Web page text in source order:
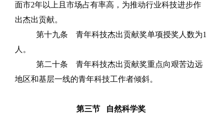
面市2年以上且市场占有率高，为推动行业科技进步作
出杰出贡献。
第十九条
青年科技杰出贡献奖单项授奖人数为1
人。
第二十条
青年科技杰出贡献奖重点向艰苦边远
地区和基层一线的青年科技工作者倾斜。
第三节 自然科学奖